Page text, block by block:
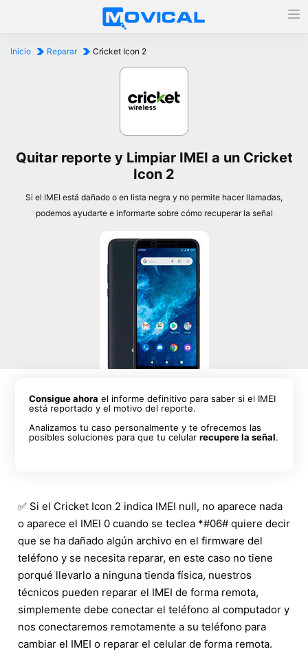
Inicio Reparar Cricket Icon 2
Quitar reporte y Limpiar IMEI a un Cricket
Icon 2
Si el IMEI está dañado o en lista negra y no permite hacer llamadas,
podemos ayudarte e informarte sobre cómo recuperar la señal
Consigue ahora el informe definitivo para saber si el IMEI
está reportado y el motivo del reporte.
Analizamos tu caso personalmente y te ofrecemos las
posibles soluciones para que tu celularrecupere la señal.
✅ Si el Cricket Icon 2 indica IMEI null, no aparece nada
o aparece el IMEI 0 cuando se teclea *#06# quiere decir
que se ha dañado algún archivo en el firmware del
teléfono y se necesita reparar, en este caso no tiene
porqué llevarlo a ninguna tienda física, nuestros
técnicos pueden reparar el IMEI de forma remota,
simplemente debe conectar el teléfono al computador y
nos conectaremos remotamente a su teléfono para
cambiar el IMEI o reparar el celular de forma remota.